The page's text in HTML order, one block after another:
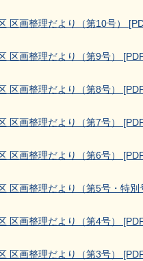
区画整理だより（第10号）
区画整理だより（第9号）
区画整理だより（第8号）
区画整理だより（第7号）
区画整理だより（第6号）
区画整理だより（第5号・特
区画整理だより（第4号）
区画整理だより（第3号）